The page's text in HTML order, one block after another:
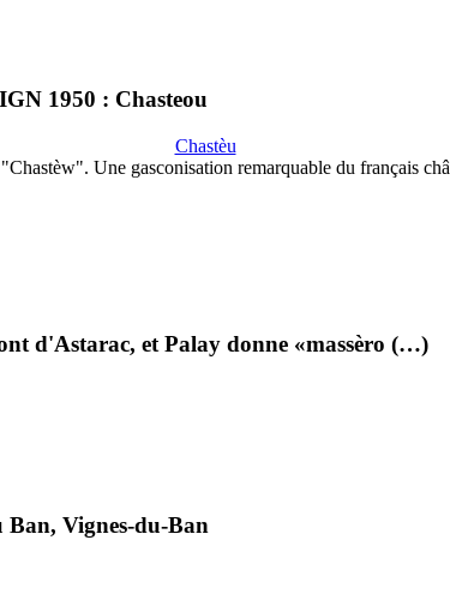
1950 : Chasteou
Chastèu
Une gasconisation remarquable du français
d'Astarac, et Palay donne «massèro (…)
Vignes-du-Ban